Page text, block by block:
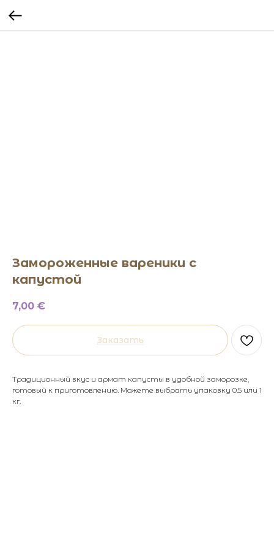
Замороженные вареники с
капустой
7,00 €
Заказать
Традиционный вкус и армат капусты в удобной заморозке,
готовый к приготовлению. Можете выбрать упаковку 0.5 или 1
кг.